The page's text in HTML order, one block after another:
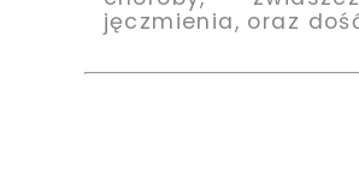
jęczmienia, oraz